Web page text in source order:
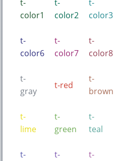
t-
color1
t-
color2
t-
color3
t-
color6
t-
color7
t-
color8
t-
gray
t-red
t-
brown
t-
lime
t-
green
t-
teal
t-
t-
t-